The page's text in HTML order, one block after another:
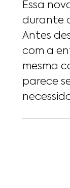
Essa
durante
Antes
com a
mesma
parece